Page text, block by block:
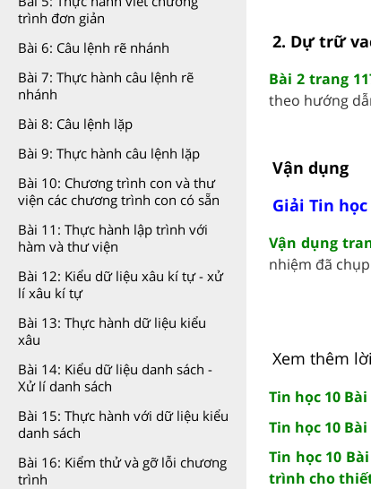
trình đơn giản
Bài 6: Câu lệnh rẽ nhánh
Bài 7: Thực hành câu lệnh rẽ
nhánh
Bài 8: Câu lệnh lặp
Bài 9: Thực hành câu lệnh lặp
Bài 10: Chương trình con và thư
viện các chương trình con có sẵn
Bài 11: Thực hành lập trình với
hàm và thư viện
Bài 12: Kiểu dữ liệu xâu kí tự - xử
lí xâu kí tự
Bài 13: Thực hành dữ liệu kiểu
xâu
Bài 14: Kiểu dữ liệu danh sách -
Xử lí danh sách
Bài 15: Thực hành với dữ liệu kiểu
danh sách
Bài 16: Kiểm thử và gỡ lỗi chương
trình
2. Dự trữ
Bài 2 trang
theo hướng
Vận dụng
Giải Tin
Vận dụng
nhiệm đã
Xem thêm
Tin học 10
Tin học 10
Tin học 10
trình cho